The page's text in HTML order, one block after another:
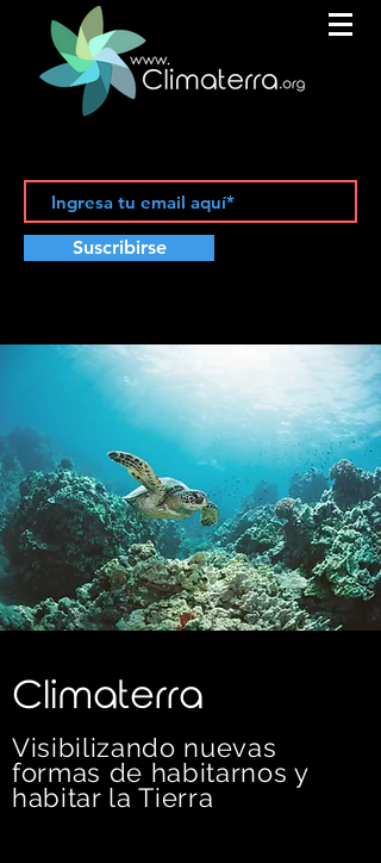
Suscribirse
C limaterra
Visibilizando nuevas
formas de habitarnos y
habitar la Tierra